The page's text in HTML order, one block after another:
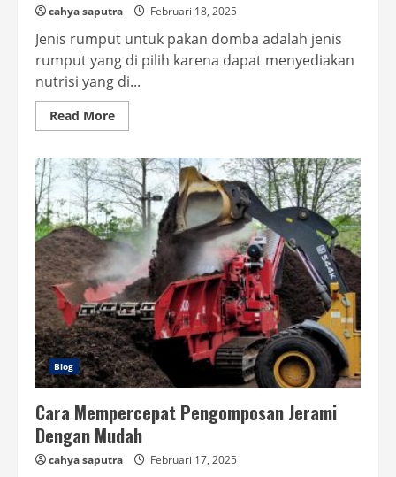
cahya saputra Februari 18, 2025
Jenis rumput untuk pakan domba adalah jenis
rumput yang di pilih karena dapat menyediakan
nutrisi yang di...
Read MoreRead
more
Jenis
Rumput
untuk
Pakan
Domba
Berkualitas
Blog
Cara Mempercepat Pengomposan Jerami
Dengan Mudah
cahya saputra Februari 17, 2025